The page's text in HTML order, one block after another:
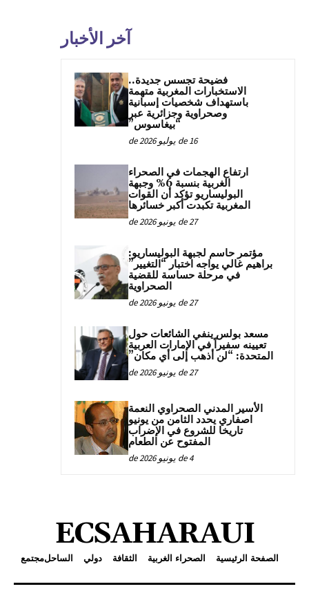
آخر الأخبار
فضيحة تجسس جديدة..
الاستخبارات المغربية متهمة
باستهداف شخصيات إسبانية
وصحراوية وجزائرية عبر
“بيغاسوس”
16 de يوليو de 2026
ارتفاع الهجمات في الصحراء
الغربية بنسبة 6% وجبهة
البوليساريو تؤكد أن القوات
المغربية تكبدت أكبر خسائرها
27 de يونيو de 2026
مؤتمر حاسم لجبهة البوليساريو:
براهيم غالي يواجه اختبار “التغيير”
في مرحلة حساسة للقضية
الصحراوية
27 de يونيو de 2026
مسعد بولس ينفي الشائعات حول
تعيينه سفيراً في الإمارات العربية
المتحدة: “لن أذهب إلى أي مكان”
27 de يونيو de 2026
الأسير المدني الصحراوي النعمة
اصفاري يحدد الثامن من يونيو
تاريخا للشروع في الإضراب
المفتوح عن الطعام
4 de يونيو de 2026
ECSAHARAUI
الصفحة الرئيسية الصحراء الغربية الثقافة دولي الساحلمجتمع